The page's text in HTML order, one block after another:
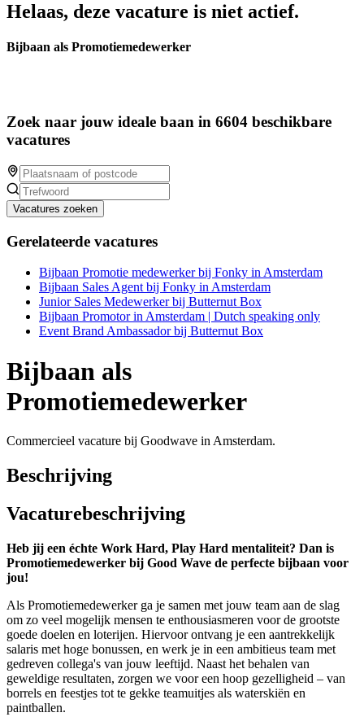
Helaas, deze vacature is niet actief.
Bijbaan als Promotiemedewerker
Zoek naar jouw ideale baan in 6604 beschikbare
vacatures
Vacatures zoeken
Gerelateerde vacatures
Bijbaan Promotie medewerker bij Fonky in Amsterdam
Bijbaan Sales Agent bij Fonky in Amsterdam
Junior Sales Medewerker bij Butternut Box
Bijbaan Promotor in Amsterdam | Dutch speaking only
Event Brand Ambassador bij Butternut Box
Bijbaan als
Promotiemedewerker
Commercieel vacature bij Goodwave in Amsterdam.
Beschrijving
Vacaturebeschrijving
Heb jij een échte Work Hard, Play Hard mentaliteit? Dan is
Promotiemedewerker bij Good Wave de perfecte bijbaan voor
jou!
Als Promotiemedewerker ga je samen met jouw team aan de slag
om zo veel mogelijk mensen te enthousiasmeren voor de grootste
goede doelen en loterijen. Hiervoor ontvang je een aantrekkelijk
salaris met hoge bonussen, en werk je in een ambitieus team met
gedreven collega's van jouw leeftijd. Naast het behalen van
geweldige resultaten, zorgen we voor een hoop gezelligheid – van
borrels en feestjes tot te gekke teamuitjes als waterskiën en
paintballen.